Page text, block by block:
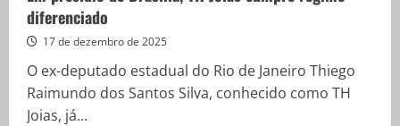
alerta
extremo
e
escolas
e
lojas
diferenciado
17 de dezembro de 2025
O ex-deputado estadual do Rio de Janeiro Thiego
Raimundo dos Santos Silva, conhecido como TH
Joias, já...